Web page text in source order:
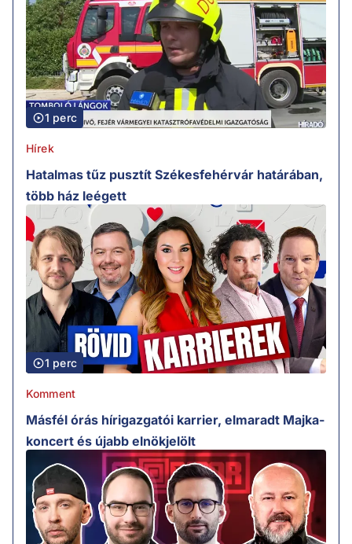
1 perc
Hírek
Hatalmas tűz pusztít Székesfehérvár határában,
több ház leégett
1 perc
Komment
Másfél órás hírigazgatói karrier, elmaradt Majka-
koncert és újabb elnökjelölt